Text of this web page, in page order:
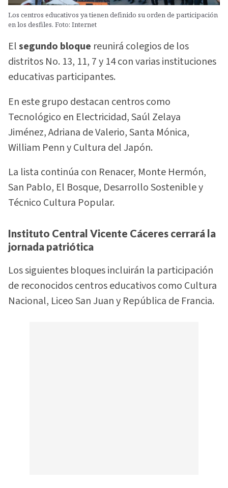
Los centros educativos ya tienen definido su orden de participación
en los desfiles. Foto: Internet
Elsegundo bloque reunirá colegios de los
distritos No. 13, 11, 7 y 14 con varias instituciones
educativas participantes.
En este grupo destacan centros como
Tecnológico en Electricidad, Saúl Zelaya
Jiménez, Adriana de Valerio, Santa Mónica,
William Penn y Cultura del Japón.
La lista continúa con Renacer, Monte Hermón,
San Pablo, El Bosque, Desarrollo Sostenible y
Técnico Cultura Popular.
Instituto Central Vicente Cáceres cerrará la
jornada patriótica
Los siguientes bloques incluirán la participación
de reconocidos centros educativos como Cultura
Nacional, Liceo San Juan y República de Francia.